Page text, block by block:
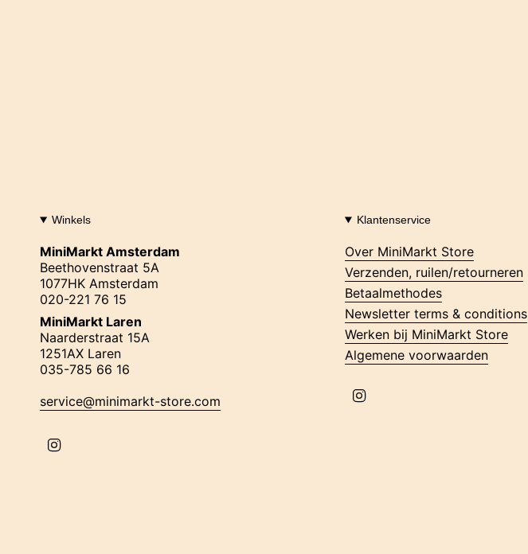
Winkels
MiniMarkt Amsterdam
Beethovenstraat 5A
1077HK Amsterdam
020-221 76 15
MiniMarkt Laren
Naarderstraat 15A
1251AX Laren
035-785 66 16
service@minimarkt-store.com
Klantenservice
Over MiniMarkt Store
Verzenden, ruilen/retourneren
Betaalmethodes
Newsletter terms & conditions
Werken bij MiniMarkt Store
Algemene voorwaarden
I